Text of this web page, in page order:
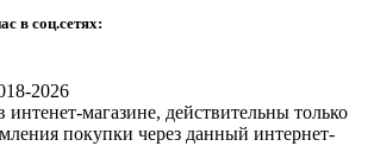
в соц.сетях:
2026
магазине, действительны только
покупки через данный интернет-